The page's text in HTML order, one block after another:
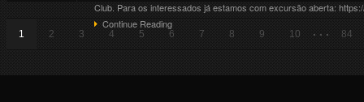
Club. Para os interessados já estamos com excursão aberta:
Continue Reading
1 2 3 4 5 6 7 8 9 10 . . . 84